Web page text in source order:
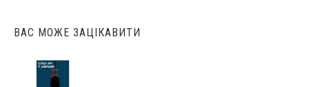
ВАС МОЖЕ ЗАЦІКАВИТИ